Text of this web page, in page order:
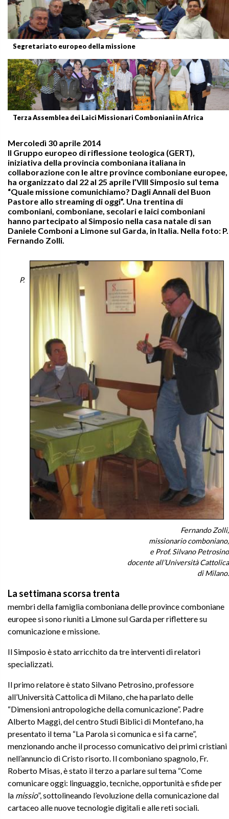
Segretariato europeo della missione
Terza Assemblea dei Laici Missionari Comboniani in Africa
Mercoledì 30 aprile 2014
Il Gruppo europeo di riflessione teologica (GERT),
iniziativa della provincia comboniana italiana in
collaborazione con le altre province comboniane europee,
ha organizzato dal 22 al 25 aprile l’VIII Simposio sul tema
“Quale missione comunichiamo? Dagli Annali del Buon
Pastore allo streaming di oggi”. Una trentina di
comboniani, comboniane, secolari e laici comboniani
hanno partecipato al Simposio nella casa natale di san
Daniele Comboni a Limone sul Garda, in Italia. Nella foto: P.
Fernando Zolli.
P.
Fernando Zolli,
missionario comboniano,
e Prof. Silvano Petrosino
docente all’Università Cattolica
di Milano.
La settimana scorsa trenta
membri della famiglia comboniana delle province comboniane
europee si sono riuniti a Limone sul Garda per riflettere su
comunicazione e missione.
Il Simposio è stato arricchito da tre interventi di relatori
specializzati.
Il primo relatore è stato Silvano Petrosino, professore
all’Università Cattolica di Milano, che ha parlato delle
“Dimensioni antropologiche della comunicazione”. Padre
Alberto Maggi, del centro Studi Biblici di Montefano, ha
presentato il tema “La Parola si comunica e si fa carne”,
menzionando anche il processo comunicativo dei primi cristiani
nell’annuncio di Cristo risorto. Il comboniano spagnolo, Fr.
Roberto Misas, è stato il terzo a parlare sul tema “Come
comunicare oggi: linguaggio, tecniche, opportunità e sfide per
la missio”, sottolineando l’evoluzione della comunicazione dal
cartaceo alle nuove tecnologie digitali e alle reti sociali.